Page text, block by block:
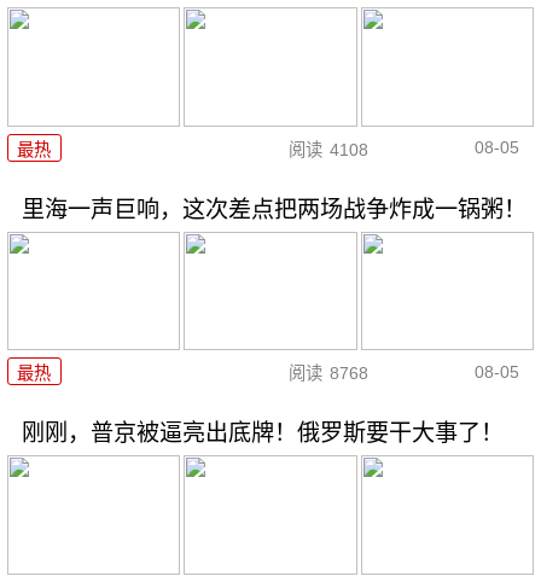
最热 阅读 4108 08-05
里海一声巨响，这次差点把两场战争炸成一锅粥！
最热 阅读 8768 08-05
刚刚，普京被逼亮出底牌！俄罗斯要干大事了！